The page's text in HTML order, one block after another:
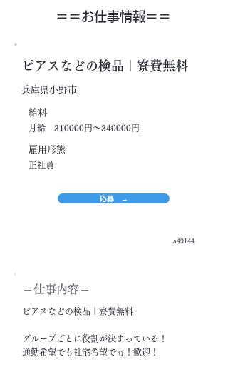
＝＝​お仕事情報＝＝
ピアスなどの検品｜寮費無料
兵庫県小野市
​給料
月給 310000円～340000円
​雇用形態
正社員
応募 →
a49144
＝​仕事内容＝
ピアスなどの検品｜寮費無料
グループごとに役割が決まっている！
通勤希望でも社宅希望でも！歓迎！